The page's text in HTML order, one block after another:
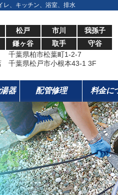
、キッチン、浴室、排水
松戸 市川
我孫子
鎌ヶ谷 取手
守谷
葉県柏市松葉町1-2-7
千葉県松戸市小根本43-1 3F
器 配管修理 料金に